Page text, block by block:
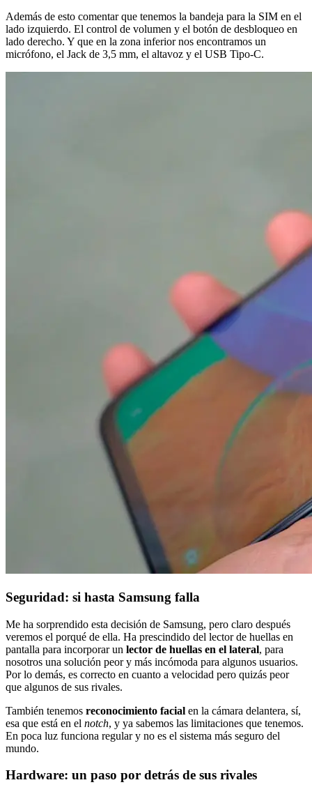
Además de esto comentar que tenemos la bandeja para la SIM en el
lado izquierdo. El control de volumen y el botón de desbloqueo en
lado derecho. Y que en la zona inferior nos encontramos un
micrófono, el Jack de 3,5 mm, el altavoz y el USB Tipo-C.
Seguridad: si hasta Samsung falla
Me ha sorprendido esta decisión de Samsung, pero claro después
veremos el porqué de ella. Ha prescindido del lector de huellas en
pantalla para incorporar un lector de huellas en el lateral, para
nosotros una solución peor y más incómoda para algunos usuarios.
Por lo demás, es correcto en cuanto a velocidad pero quizás peor
que algunos de sus rivales.
También tenemos reconocimiento facial en la cámara delantera, sí,
esa que está en el notch, y ya sabemos las limitaciones que tenemos.
En poca luz funciona regular y no es el sistema más seguro del
mundo.
Hardware: un paso por detrás de sus rivales